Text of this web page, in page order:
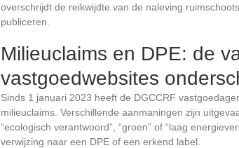
overschrijdt de reikwijdte van de naleving
publiceren.
Milieuclaims en DPE: de
vastgoedwebsites
Sinds 1 januari 2023 heeft de DGCCRF
milieuclaims. Verschillende aanmaningen zijn
“ecologisch verantwoord”, “groen” of “laag
verwijzing naar een DPE of een erkend label.